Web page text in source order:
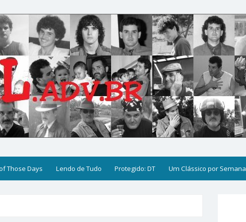
Those Days Lendo de Tudo Protegido: DT Um Clássico por Semana